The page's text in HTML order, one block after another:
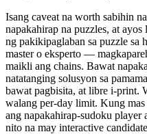
Isang caveat na worth sabihin
napakahirap na puzzles, at
ng pakikipaglaban sa puzzle sa
master o eksperto —
maikli ang chains. Bawat
natatanging solusyon sa
bawat pagbisita, at libre i-print.
walang per-day limit. Kung mas
ang napakahirap-sudoku player
nito na may interactive